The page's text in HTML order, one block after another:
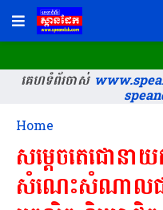
គេហទំព័រចាស់
Home
សម្ដេចតេជោនាយ
សំណេះសំណាលជា